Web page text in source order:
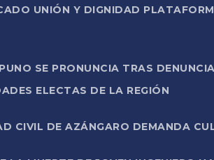
UNIÓN Y DIGNIDAD
SE PRONUNCIA TRAS
ELECTAS DE LA REGIÓN
CIVIL DE AZÁNGARO DEMANDA